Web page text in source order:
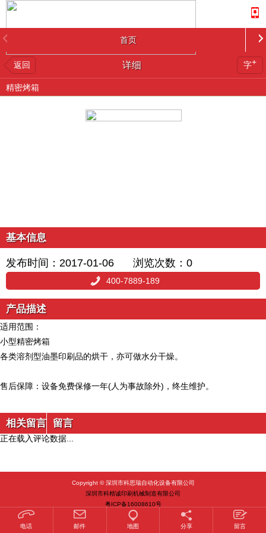
首页
返回 详细 字+
精密烤箱
基本信息
发布时间：2017-01-06 浏览次数： 0
400-7889-189
产品描述
适用范围：
小型精密烤箱
各类溶剂型油墨印刷品的烘干，亦可做水分干燥。
售后保障： 设备免费保修一年(人为事故除外)，终生维护。
相关留言 留言
正在载入评论数据...
Copyright © 深圳市科思瑞自动化设备有限公司
深圳市科精诚印刷机械制造有限公司
粤ICP备16008610号
电话 邮件 地图 分享 留言